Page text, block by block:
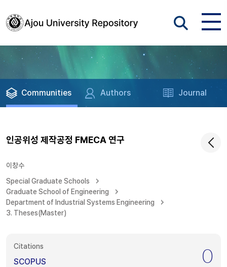
Communities Authors Journal
인공위성 제작공정 FMECA 연구
이창수
Special Graduate Schools
Graduate School of Engineering
Department of Industrial Systems Engineering
3. Theses(Master)
Citations
SCOPUS 0